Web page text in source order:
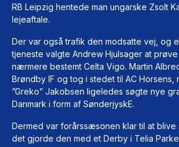
RB Leipzig hentede man ungarske Zsolt
lejeaftale.
Der var også trafik den modsatte vej, og
tjeneste valgte Andrew Hjulsager at
nærmere bestemt Celta Vigo. Martin
Brøndby IF og tog i stedet til AC Horsens,
”Greko” Jakobsen ligeledes søgte nye
Danmark i form af SønderjyskE.
Dermed var forårssæsonen klar til at blive
det gjorde den med et Derby i Telia